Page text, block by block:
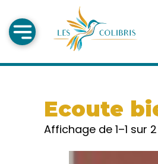
Ecoute
Affichage de 1–1 sur